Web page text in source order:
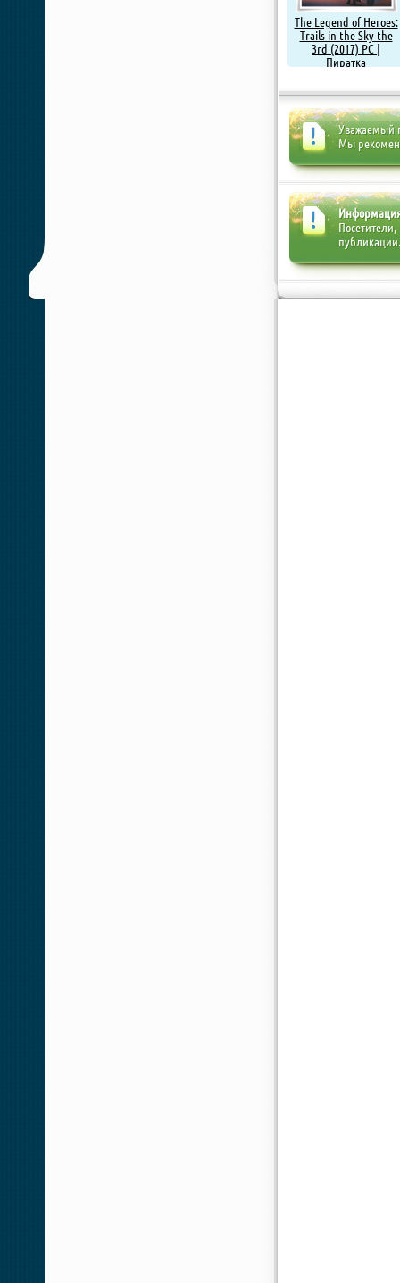
The Legend of Heroes:
Trails in the Sky the
3rd (2017) PC |
Пиратка
Уважаемый
Мы
публикации.